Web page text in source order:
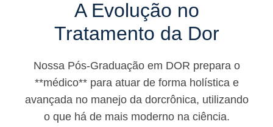
A Evolução no
Tratamento da Dor
Nossa Pós-Graduação em DOR prepara o
**médico** para atuar de forma holística e
avançada no manejo da dorcrônica, utilizando
o que há de mais moderno na ciência.